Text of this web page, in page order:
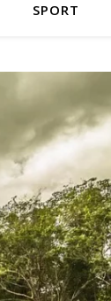
SPORT